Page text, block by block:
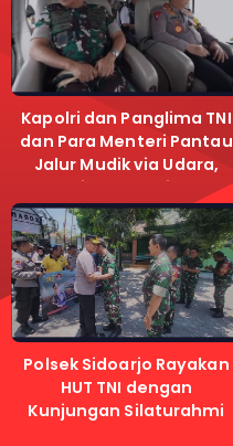
Kapolri dan Panglima TNI
dan Para Menteri Pantau
Jalur Mudik via Udara,
Pastikan Lalu Lintas
Lancar
Polsek Sidoarjo Rayakan
HUT TNI dengan
Kunjungan Silaturahmi